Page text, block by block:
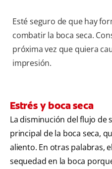
Esté seguro de que hay
combatir la boca seca.
próxima vez que quiera
impresión.
Estrés y boca seca
La disminución del flujo de
principal de la boca seca,
aliento. En otras palabras,
sequedad en la boca